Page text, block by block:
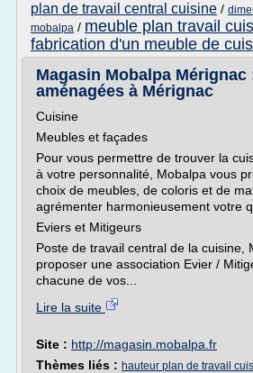
plan de travail central cuisine /
mobalpa / meuble plan travail
fabrication d'un meuble de
Magasin Mobalpa
aménagées à Mérignac
Cuisine
Meubles et façades
Pour vous permettre de trouver la
à votre personnalité, Mobalpa vous
choix de meubles, de coloris et de
agrémenter harmonieusement votre
Eviers et Mitigeurs
Poste de travail central de la cuisine,
proposer une association Evier /
chacune de vos...
Lire la suite
Site : http://magasin.mobalpa.fr
Thèmes liés : hauteur plan de travail